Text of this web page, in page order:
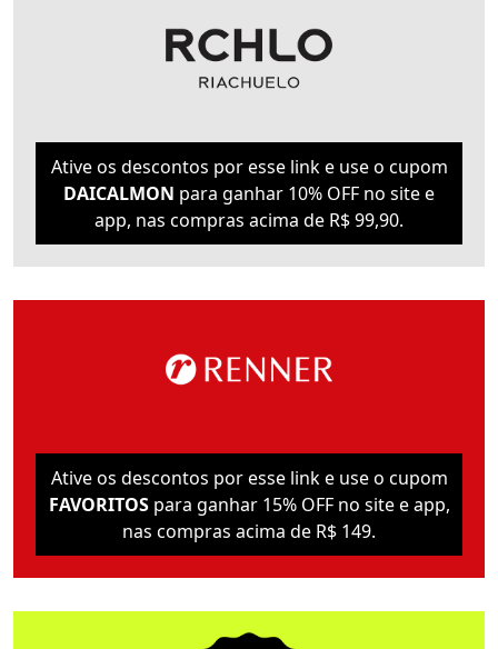
Ative os descontos por esse link e use o cupom
DAICALMON para ganhar 10% OFF no site e
app, nas compras acima de R$ 99,90.
Ative os descontos por esse link e use o cupom
FAVORITOSpara ganhar 15% OFF no site e app,
nas compras acima de R$ 149.